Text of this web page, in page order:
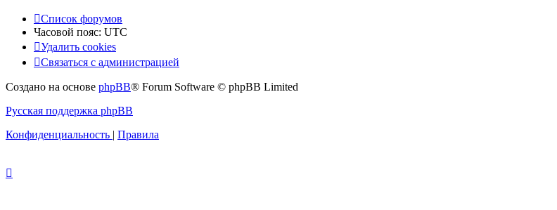
Список форумов
Часовой пояс: UTC
Удалить cookies
Связаться
администрацией
Связаться с администрацией
Создано на основе phpBB® Forum Software © phpBB Limited
Русская поддержка phpBB
Конфиденциальность | Правила